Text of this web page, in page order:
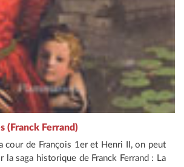
(Franck Ferrand)
cour de François 1er et Henri II, on peut
la saga historique de Franck Ferrand : La